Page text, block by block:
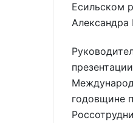
Есильском
Александра
годовщине